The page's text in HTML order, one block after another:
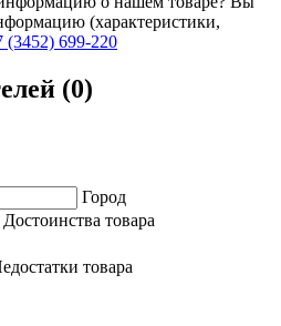
(характеристики,
(3452) 699-220
(0)
Город
Достоинства товара
товара